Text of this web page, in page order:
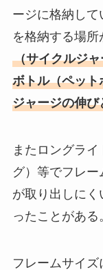
ージに格納し
を格納する場所
（サイクルジ
ボトル（ペッ
ジャージの伸
またロングラ
グ）等でフレー
が取り出しに
ったことがある
フレームサイ